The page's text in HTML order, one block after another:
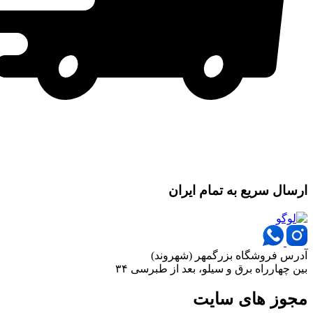
ارسال سریع به تمام ایران
آدرس فروشگاه بزرگمهر (شهروند)
بین چهارراه برق و سیلو، بعد از طبرسی ۳۴
مجوز های سایت